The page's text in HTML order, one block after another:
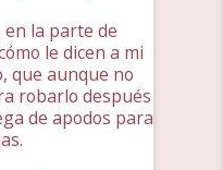
la parte de
le dicen a mi
que aunque no
robarlo después
de apodos para